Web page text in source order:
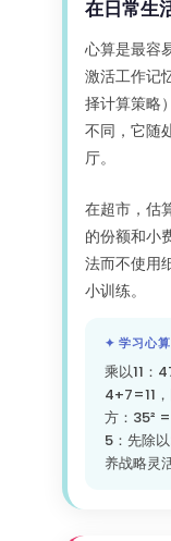
在日常生
心算是最容
激活工作记
择计算策略
不同，它随
厅。
在超市，估
的份额和小
法而不使用
小训练。
✦ 学习心
乘以11：
4+7=11
方：35²
5：先除
养战略灵